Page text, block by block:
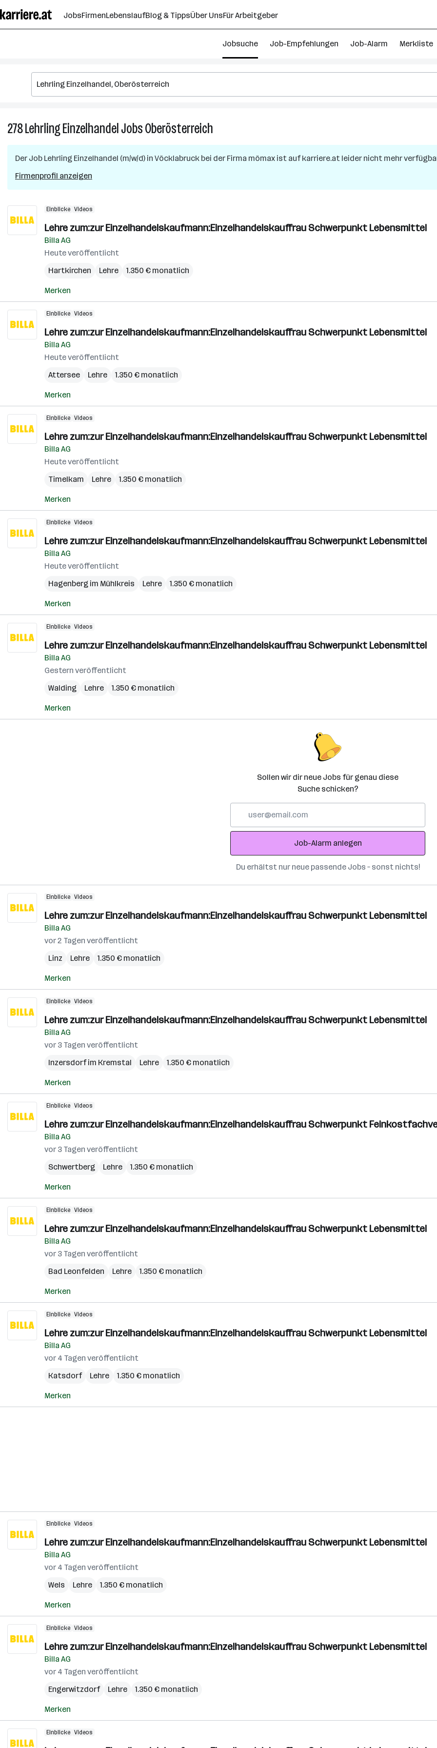
Seiteninhalt
springen
JobsFirmenLebenslaufBlog & TippsÜber UnsFür Arbeitgeber
Jobsuche Job-Empfehlungen Job-Alarm Merkliste
278Lehrling EinzelhandelJobsOberösterreich
Jobs
Der Job Lehrling Einzelhandel (m/w/d) in Vöcklabruck bei der Firma mömax ist auf karriere.at leider nicht mehr
Firmenprofil anzeigen
Einblicke Videos
Lehre zum:zur Einzelhandelskaufmann:Einzelhandelskauffrau Schwerpunkt Lebensmittel
Billa AG
Heute veröffentlicht
Hartkirchen
Lehre 1.350 € monatlich
Merken
Einblicke Videos
Lehre zum:zur Einzelhandelskaufmann:Einzelhandelskauffrau Schwerpunkt Lebensmittel
Billa AG
Heute veröffentlicht
Attersee
Lehre 1.350 € monatlich
Merken
Einblicke Videos
Lehre zum:zur Einzelhandelskaufmann:Einzelhandelskauffrau Schwerpunkt Lebensmittel
Billa AG
Heute veröffentlicht
Timelkam
Lehre 1.350 € monatlich
Merken
Einblicke Videos
Lehre zum:zur Einzelhandelskaufmann:Einzelhandelskauffrau Schwerpunkt Lebensmittel
Billa AG
Heute veröffentlicht
Hagenberg im Mühlkreis
Lehre 1.350 € monatlich
Merken
Einblicke Videos
Lehre zum:zur Einzelhandelskaufmann:Einzelhandelskauffrau Schwerpunkt Lebensmittel
Billa AG
Gestern veröffentlicht
Walding
Lehre 1.350 € monatlich
Merken
Sollen wir dir neue Jobs für genau diese
Suche schicken?
Adresse
Job-Alarm anlegen
Du erhältst nur neue passende Jobs – sonst nichts!
Einblicke Videos
Lehre zum:zur Einzelhandelskaufmann:Einzelhandelskauffrau Schwerpunkt Lebensmittel
Billa AG
vor 2 Tagen veröffentlicht
Linz
Lehre 1.350 € monatlich
Merken
Einblicke Videos
Lehre zum:zur Einzelhandelskaufmann:Einzelhandelskauffrau Schwerpunkt Lebensmittel
Billa AG
vor 3 Tagen veröffentlicht
Inzersdorf im Kremstal
Lehre 1.350 € monatlich
Merken
Einblicke Videos
Lehre zum:zur Einzelhandelskaufmann:Einzelhandelskauffrau Schwerpunkt
Billa AG
vor 3 Tagen veröffentlicht
Schwertberg
Lehre 1.350 € monatlich
Merken
Einblicke Videos
Lehre zum:zur Einzelhandelskaufmann:Einzelhandelskauffrau Schwerpunkt Lebensmittel
Billa AG
vor 3 Tagen veröffentlicht
Bad Leonfelden
Lehre 1.350 € monatlich
Merken
Einblicke Videos
Lehre zum:zur Einzelhandelskaufmann:Einzelhandelskauffrau Schwerpunkt Lebensmittel
Billa AG
vor 4 Tagen veröffentlicht
Katsdorf
Lehre 1.350 € monatlich
Merken
Einblicke Videos
Lehre zum:zur Einzelhandelskaufmann:Einzelhandelskauffrau Schwerpunkt Lebensmittel
Billa AG
vor 4 Tagen veröffentlicht
Wels
Lehre 1.350 € monatlich
Merken
Einblicke Videos
Lehre zum:zur Einzelhandelskaufmann:Einzelhandelskauffrau Schwerpunkt Lebensmittel
Billa AG
vor 4 Tagen veröffentlicht
Engerwitzdorf
Lehre 1.350 € monatlich
Merken
Einblicke Videos